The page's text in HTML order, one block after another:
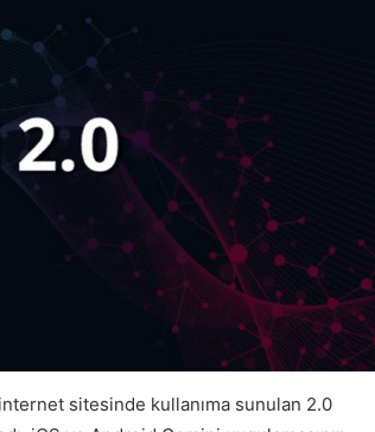
sitesinde kullanıma sunulan 2.0